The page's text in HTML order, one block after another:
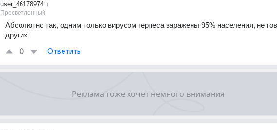
user_46178974
Просветленный
1г
Абсолютно так, одним только вирусом герпеса заражены 95% населения, не
других.
0 Ответить